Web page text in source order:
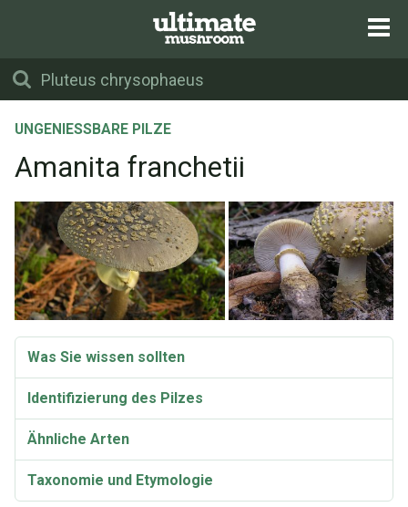
UNGENIESSBARE PILZE
Amanita franchetii
Was Sie wissen sollten
Identifizierung des Pilzes
Ähnliche Arten
Taxonomie und Etymologie